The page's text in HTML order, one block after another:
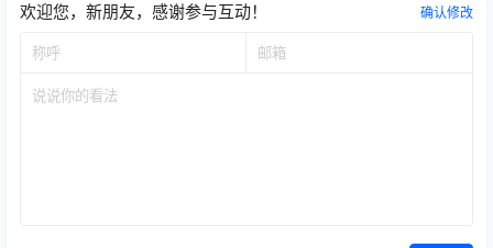
欢迎您，新朋友，感谢参与互动！ 确认修改